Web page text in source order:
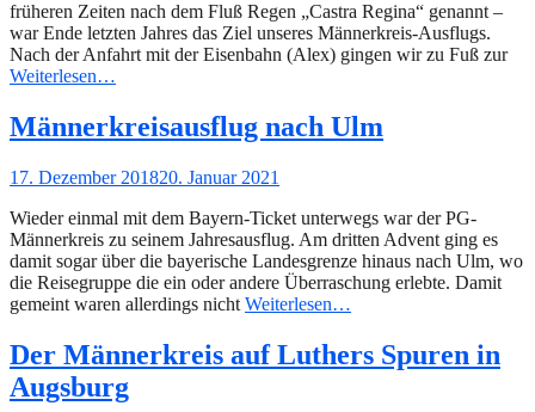
früheren Zeiten nach dem Fluß Regen „Castra Regina“ genannt –
war Ende letzten Jahres das Ziel unseres Männerkreis-Ausflugs.
Nach der Anfahrt mit der Eisenbahn (Alex) gingen wir zu Fuß zur
Weiterlesen…
Männerkreisausflug nach Ulm
Gepostet
17. Dezember 201820. Januar 2021
Wieder einmal mit dem Bayern-Ticket unterwegs war der PG-
Männerkreis zu seinem Jahresausflug. Am dritten Advent ging es
damit sogar über die bayerische Landesgrenze hinaus nach Ulm, wo
die Reisegruppe die ein oder andere Überraschung erlebte. Damit
gemeint waren allerdings nicht Weiterlesen…
Der Männerkreis auf Luthers Spuren in
Augsburg